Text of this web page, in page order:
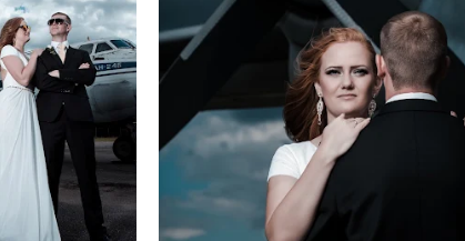
0 0 0